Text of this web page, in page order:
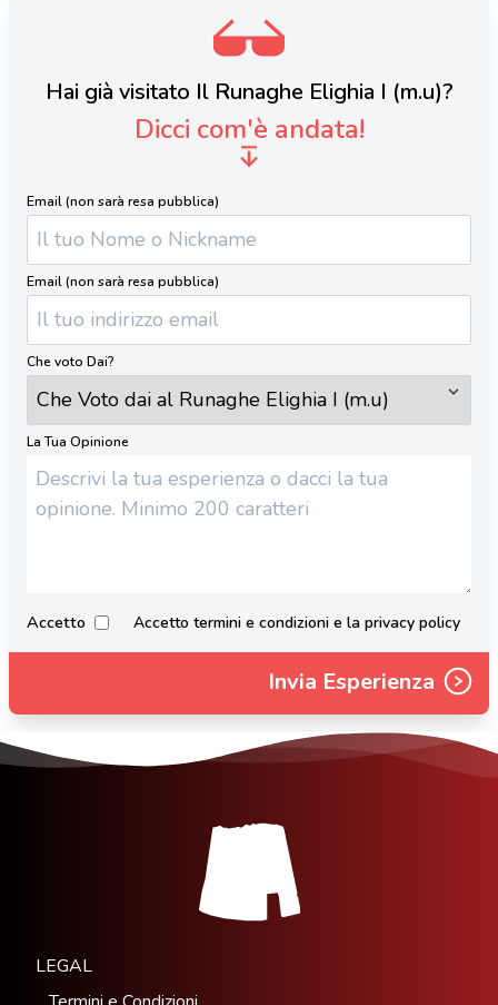
Hai già visitato Il Runaghe Elighia I (m.u)?
Dicci com'è andata!
Email (non sarà resa pubblica)
Email (non sarà resa pubblica)
Che voto Dai?
La Tua Opinione
Accetto Accetto termini e condizioni e la privacy policy
Invia Esperienza
LEGAL